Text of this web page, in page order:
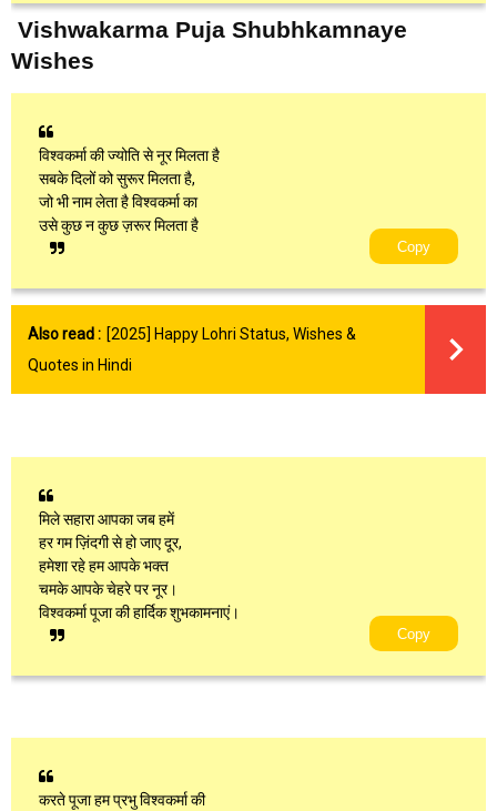
Vishwakarma Puja Shubhkamnaye
Wishes
विश्वकर्मा की ज्योति से नूर मिलता है
सबके दिलों को सुरूर मिलता है,
जो भी नाम लेता है विश्वकर्मा का
उसे कुछ न कुछ ज़रूर मिलता है
Copy
Also read : [2025] Happy Lohri Status, Wishes &
Quotes in Hindi
मिले सहारा आपका जब हमें
हर गम ज़िंदगी से हो जाए दूर,
हमेशा रहे हम आपके भक्त
चमके आपके चेहरे पर नूर।
विश्वकर्मा पूजा की हार्दिक शुभकामनाएं।
Copy
करते पूजा हम प्रभु विश्वकर्मा की